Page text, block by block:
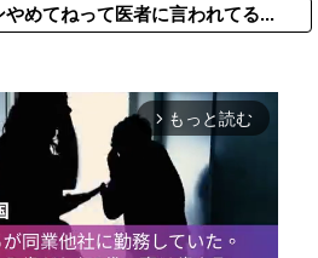
めてねって医者に言われてる...
arrow_forward_ios もっと読む